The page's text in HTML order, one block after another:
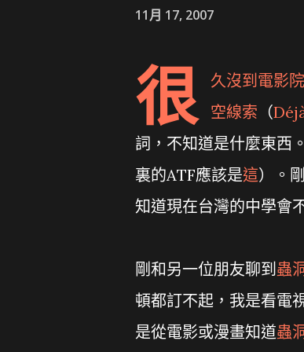
11月 17, 2007
很 久沒到電影
空線索 （
詞，不知道是什麼東西
裏的ATF應該是這）。
知道現在台灣的中學會
剛和另一位朋友聊到蟲
頓都訂不起，我是看電
是從電影或漫畫知道蟲